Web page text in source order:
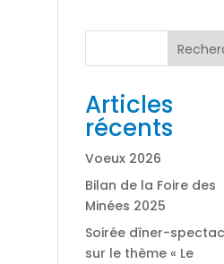
Articles
récents
Voeux 2026
Bilan de la Foire des
Minées 2025
Soirée dîner-
sur le thème « Le